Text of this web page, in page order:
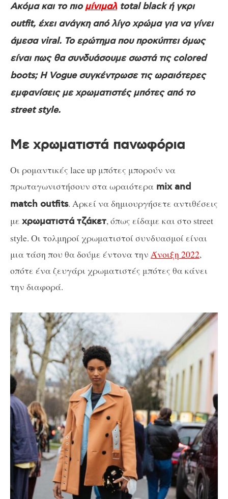
Ακόμα και το πιομίνιμαλtotal black ή γκρι
outfit, έχει ανάγκη από λίγο χρώμα για να γίνει
άμεσα viral. Το ερώτημα που προκύπτει όμως
είναι πως θα συνδυάσουμε σωστά τις colored
boots; H Vogue συγκέντρωσε τις ωραιότερες
εμφανίσεις με χρωματιστές μπότες από το
street style.
Με χρωματιστά πανωφόρια
Οι ρομαντικές lace up μπότες μπορούν να
πρωταγωνιστήσουν στα ωραιότερα mix and
match outfits. Αρκεί να δημιουργήσετε αντιθέσεις
με χρωματιστά τζάκετ, όπως είδαμε και στο street
style. Οι τολμηροί χρωματιστοί συνδυασμοί είναι
μια τάση που θα δούμε έντονα την Άνοιξη 2022,
οπότε ένα ζευγάρι χρωματιστές μπότες θα κάνει
την διαφορά.